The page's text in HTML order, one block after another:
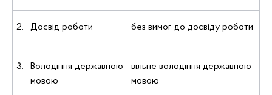
2. Досвід роботи без вимог до досвіду роботи
3.
Володіння державною
мовою
вільне володіння державною
мовою